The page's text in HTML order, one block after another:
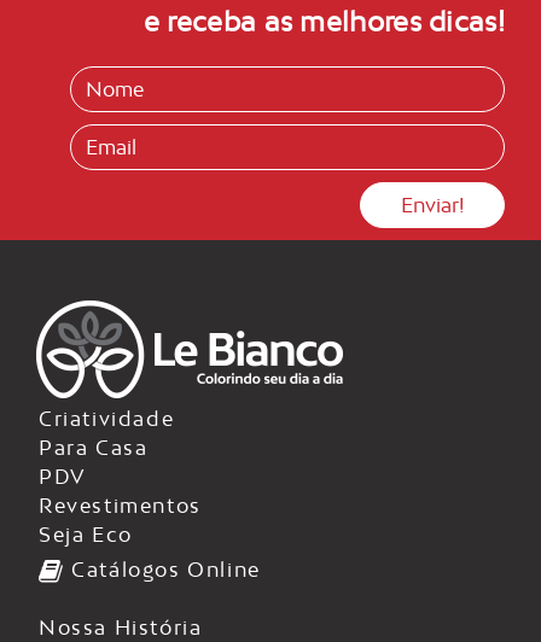
e receba as melhores dicas!
Criatividade
Para Casa
PDV
Revestimentos
Seja Eco
Catálogos Online
Nossa História